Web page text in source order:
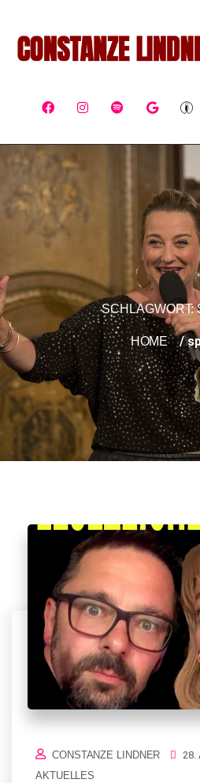
SCHLAGWORT:
HOME /
CONSTANZE LINDNER
28.
AKTUELLES